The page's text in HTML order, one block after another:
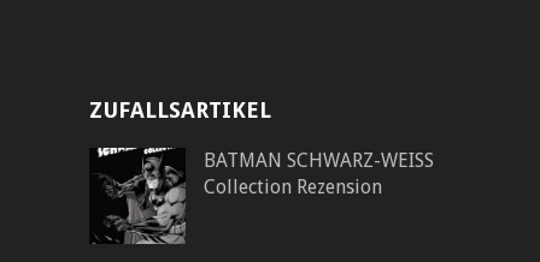
ZUFALLSARTIKEL
BATMAN SCHWARZ-WEISS
Collection Rezension